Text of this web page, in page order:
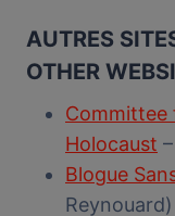
AUTRES
OTHER
Committee
Holocaust
Blogue
Reynouard)